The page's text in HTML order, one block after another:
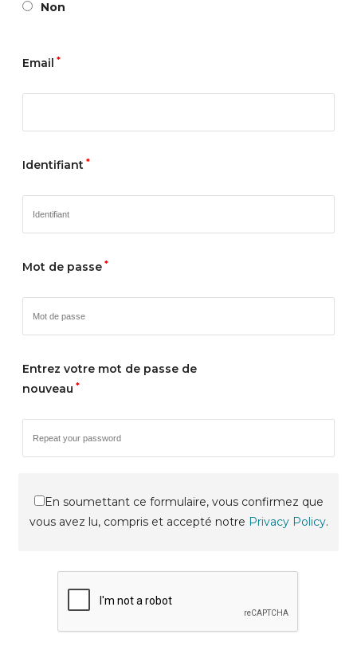
Non
Email *
Identifiant *
Mot de passe *
Entrez votre mot de passe de
nouveau *
En soumettant ce formulaire, vous confirmez que
vous avez lu, compris et accepté notre Privacy Policy.